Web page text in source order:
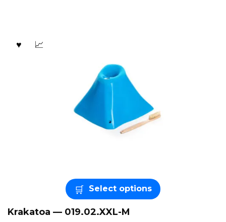
Select options
Krakatoa — 019.02.XXL-M